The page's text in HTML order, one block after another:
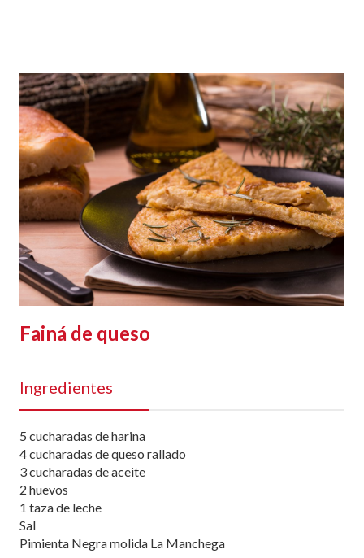
Fainá de queso
Ingredientes
5 cucharadas de harina
4 cucharadas de queso rallado
3 cucharadas de aceite
2 huevos
1 taza de leche
Sal
Pimienta Negra molida La Manchega